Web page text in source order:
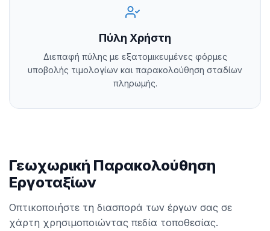
Πύλη Χρήστη
Διεπαφή πύλης με εξατομικευμένες φόρμες
υποβολής τιμολογίων και παρακολούθηση σταδίων
πληρωμής.
Γεωχωρική Παρακολούθηση
Εργοταξίων
Οπτικοποιήστε τη διασπορά των έργων σας σε
χάρτη χρησιμοποιώντας πεδία τοποθεσίας.